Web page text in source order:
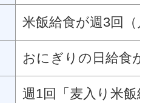
米飯給食が週3回（
おにぎりの日給食
週1回「麦入り米飯